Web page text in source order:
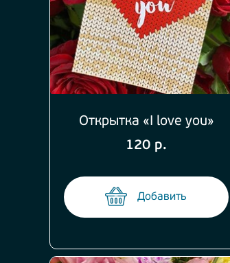
Открытка «I love you»
120 р.
Добавить